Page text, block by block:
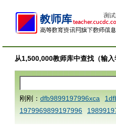
从1,500,000教师库中查找（输入
刚刚： dfb9899197996xca
1979969899197996
AAABBBCCCdefine